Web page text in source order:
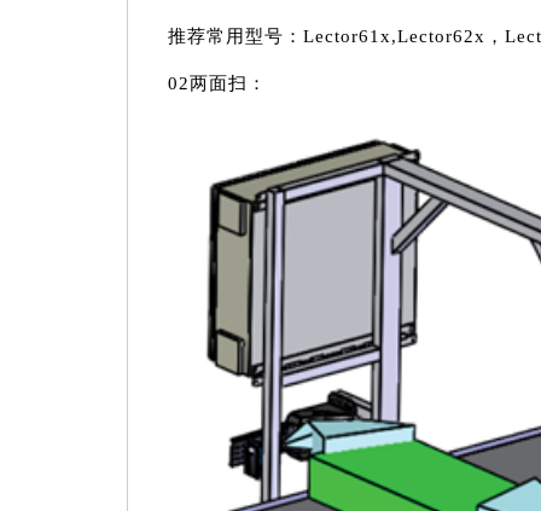
推荐常用型号：Lector61x,Lector62x，
02两面扫：